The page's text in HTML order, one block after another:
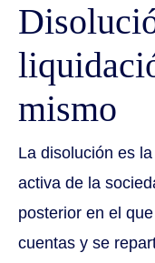
mismo
La disolución es
activa de la
posterior en el
cuentas y se